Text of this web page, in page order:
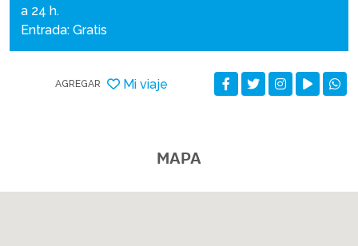
a 24 h.
Entrada: Gratis
AGREGAR Mi viaje
MAPA